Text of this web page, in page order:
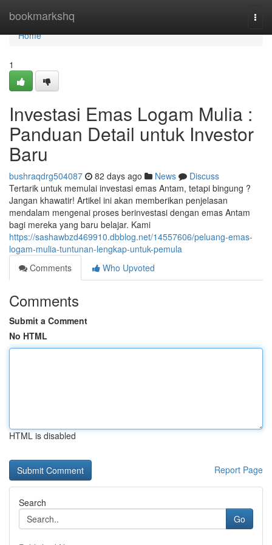
bookmarkshq
Home
Home
1
Investasi Emas Logam Mulia :
Panduan Detail untuk Investor
Baru
bushraqdrg504087 82 days ago News
Discuss
Tertarik untuk memulai investasi emas Antam, tetapi bingung ?
Jangan khawatir! Artikel ini akan memberikan penjelasan
mendalam mengenai proses berinvestasi dengan emas Antam
bagi mereka yang baru belajar. Kami
https://sashawbzd469910.dbblog.net/14557606/peluang-emas-
logam-mulia-tuntunan-lengkap-untuk-pemula
Comments
Who Upvoted
Comments
Submit a Comment
No HTML
HTML is disabled
Report Page
Search
Go